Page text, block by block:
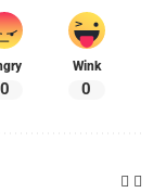
0
Wink
0